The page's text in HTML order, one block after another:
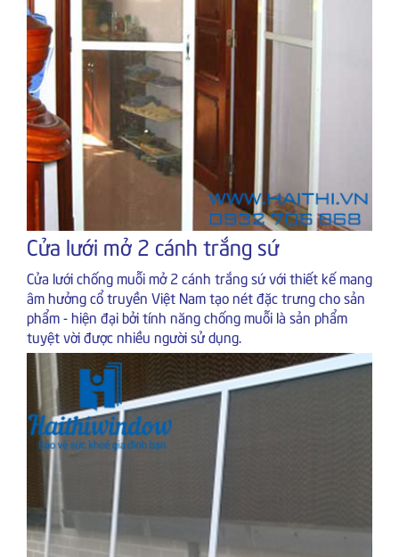
Cửa lưới mở 2 cánh trắng sứ
Cửa lưới chống muỗi mở 2 cánh trắng sứ với thiết kế mang
âm hưởng cổ truyền Việt Nam tạo nét đặc trưng cho sản
phẩm - hiện đại bởi tính năng chống muỗi là sản phẩm
tuyệt vời được nhiều người sử dụng.